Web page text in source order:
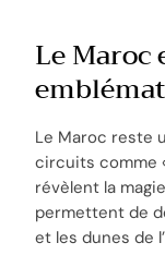
Le Maroc
Le Maroc reste
circuits comme
révèlent la
permettent de
et les dunes de